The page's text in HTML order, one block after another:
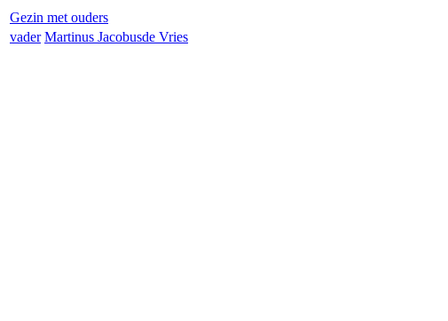
Gezin met ouders
vader Martinus Jacobusde Vries